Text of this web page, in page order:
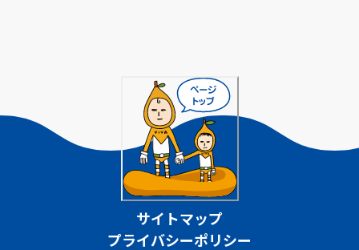
サイトマップ
プライバシーポリシー